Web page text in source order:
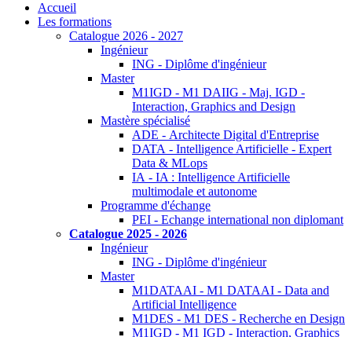
Accueil
Les formations
Catalogue 2026 - 2027
Ingénieur
ING - Diplôme d'ingénieur
Master
M1IGD - M1 DAIIG - Maj. IGD -
Interaction, Graphics and Design
Mastère spécialisé
ADE - Architecte Digital d'Entreprise
DATA - Intelligence Artificielle - Expert
Data & MLops
IA - IA : Intelligence Artificielle
multimodale et autonome
Programme d'échange
PEI - Echange international non diplomant
Catalogue 2025 - 2026
Ingénieur
ING - Diplôme d'ingénieur
Master
M1DATAAI - M1 DATAAI - Data and
Artificial Intelligence
M1DES - M1 DES - Recherche en Design
M1IGD - M1 IGD - Interaction, Graphics